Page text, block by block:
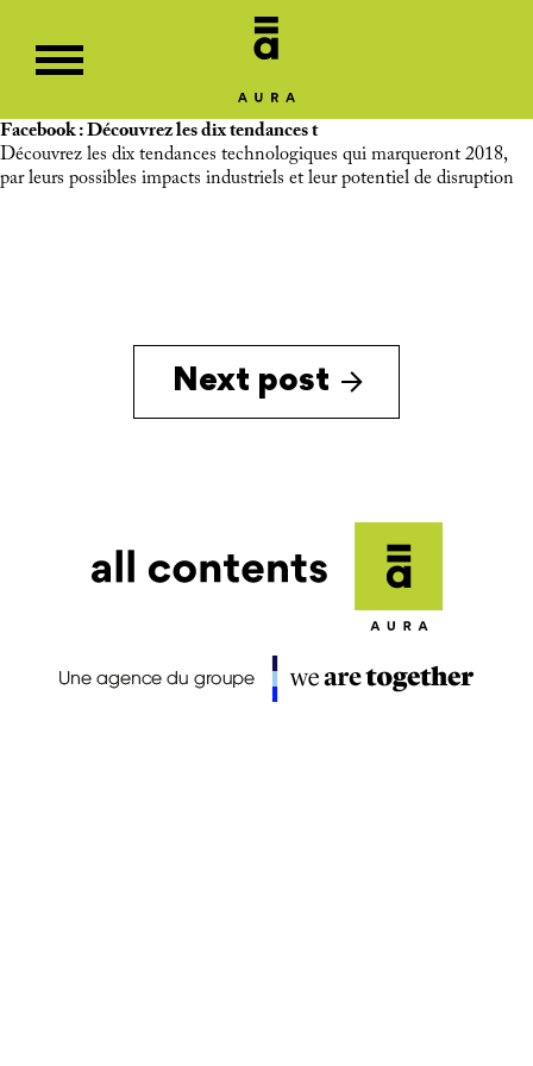
Facebook : Découvrez les dix tendances t
Découvrez les dix tendances technologiques qui marqueront 2018,
par leurs possibles impacts industriels et leur potentiel de disruption
Next post